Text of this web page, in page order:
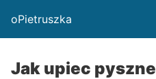
oPietruszka
Jak upiec